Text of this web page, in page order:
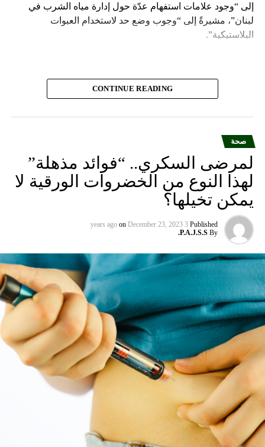
إلى “وجود علامات استفهام عدّة حول إدارة مياه الشرب في
لبنان”، مشيرةً إلى “وجوب وضع حد لاستخدام العبوات
البلاستيكية”.
CONTINUE READING
صحة
لمرضى السكري.. “فوائد مذهلة”
لهذا النوع من الخضروات الورقية لا
يمكن تخيلها؟
Published
3 years ago
on December 23, 2023
By
P.A.J.S.S.